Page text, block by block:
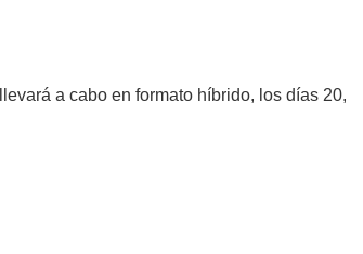
a cabo en formato híbrido, los días 20,